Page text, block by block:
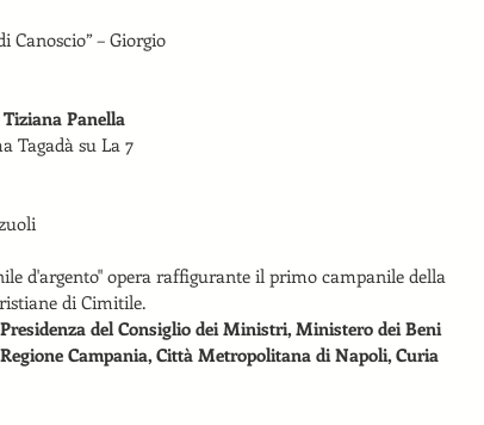
Canoscio” – Giorgio
Panella
del programma Tagadà su La 7
d'argento" opera raffigurante il primo campanile della
di Cimitile.
Presidenza del Consiglio dei Ministri, Ministero dei Beni
Campania, Città Metropolitana di Napoli, Curia